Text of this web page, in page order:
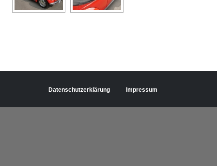
Datenschutzerklärung Impressum